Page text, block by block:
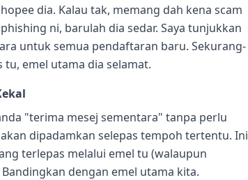
dia. Kalau tak, memang dah kena scam
ni, barulah dia sedar. Saya tunjukkan
untuk semua pendaftaran baru. Sekurang-
tu, emel utama dia selamat.
"terima mesej sementara" tanpa perlu
dipadamkan selepas tempoh tertentu. Ini
terlepas melalui emel tu (walaupun
dengan emel utama kita.